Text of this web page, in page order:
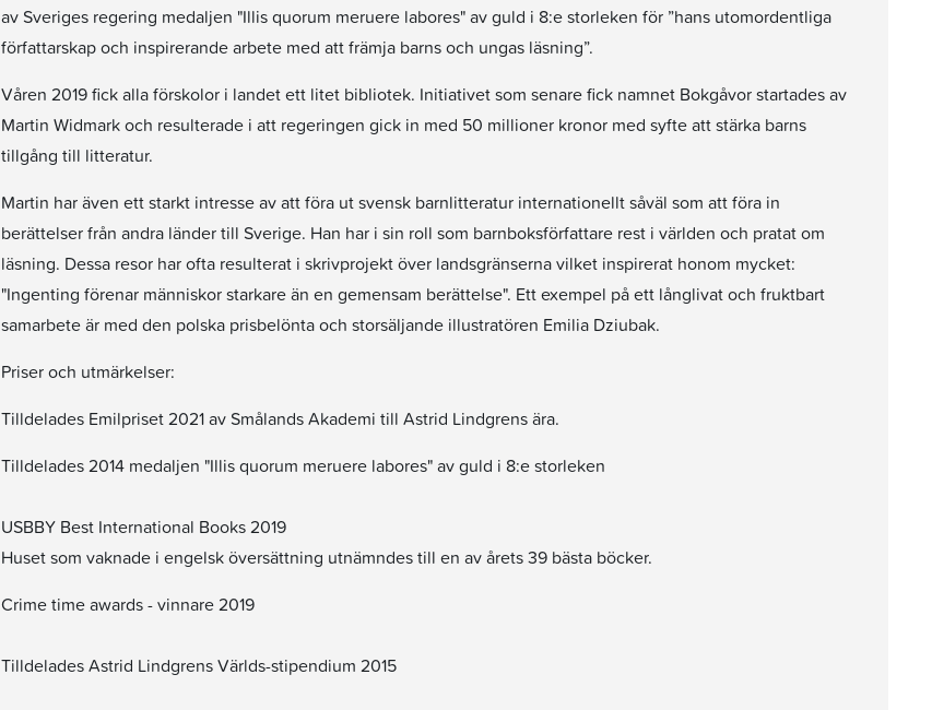
av Sveriges regering medaljen "Illis quorum meruere labores" av guld i 8:e storleken för ”hans utomordentliga
författarskap och inspirerande arbete med att främja barns och ungas läsning”.
Våren 2019 fick alla förskolor i landet ett litet bibliotek. Initiativet som senare fick namnet Bokgåvor startades av
Martin Widmark och resulterade i att regeringen gick in med 50 millioner kronor med syfte att stärka barns
tillgång till litteratur.
Martin har även ett starkt intresse av att föra ut svensk barnlitteratur internationellt såväl som att föra in
berättelser från andra länder till Sverige. Han har i sin roll som barnboksförfattare rest i världen och pratat om
läsning. Dessa resor har ofta resulterat i skrivprojekt över landsgränserna vilket inspirerat honom mycket:
"Ingenting förenar människor starkare än en gemensam berättelse". Ett exempel på ett långlivat och fruktbart
samarbete är med den polska prisbelönta och storsäljande illustratören Emilia Dziubak.
Priser och utmärkelser:
Tilldelades Emilpriset 2021 av Smålands Akademi till Astrid Lindgrens ära.
Tilldelades 2014 medaljen "Illis quorum meruere labores" av guld i 8:e storleken
USBBY Best International Books 2019
Huset som vaknade i engelsk översättning utnämndes till en av årets 39 bästa böcker.
Crime time awards - vinnare 2019
Tilldelades Astrid Lindgrens Världs-stipendium 2015